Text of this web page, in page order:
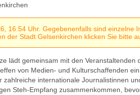
16:54 Uhr. Gegebenenfalls sind einzelne
der Stadt Gelsenkirchen klicken Sie bitte
lädt gemeinsam mit den Veranstaltenden
von Medien- und Kulturschaffenden
zahlreiche internationale Journalistinnen
Steh-Empfang zusammenkommen,